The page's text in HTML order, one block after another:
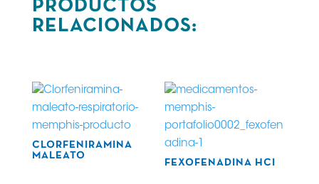
PRODUCTOS
RELACIONADOS:
CLORFENIRAMINA
MALEATO
FEXOFENADINA HCI